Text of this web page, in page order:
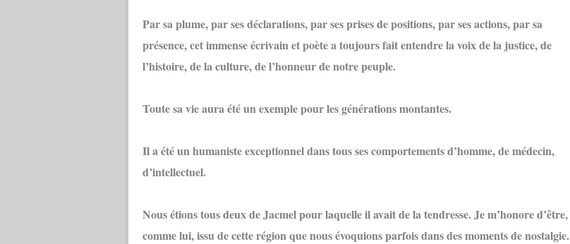
Par sa plume, par ses déclarations, par ses prises de positions, par ses actions, par sa
présence, cet immense écrivain et poète a toujours fait entendre la voix de la justice, de
l’histoire, de la culture, de l’honneur de notre peuple.
Toute sa vie aura été un exemple pour les générations montantes.
Il a été un humaniste exceptionnel dans tous ses comportements d’homme, de médecin,
d’intellectuel.
Nous étions tous deux de Jacmel pour laquelle il avait de la tendresse. Je m’honore d’être,
comme lui, issu de cette région que nous évoquions parfois dans des moments de nostalgie.